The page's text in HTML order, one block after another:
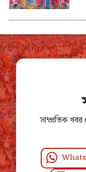
সাম্প্রতিক